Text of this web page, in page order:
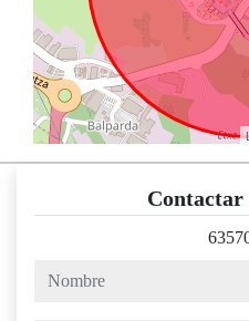
Contactar
nombre